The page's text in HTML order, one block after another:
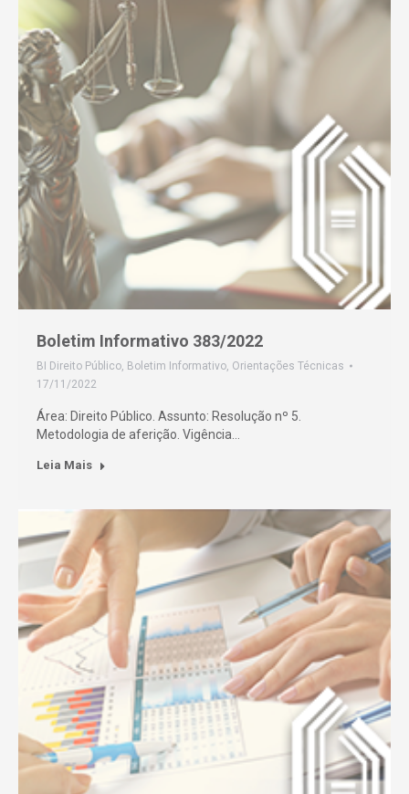
Boletim Informativo 383/2022
BI Direito Público, Boletim Informativo, Orientações Técnicas
17/11/2022
Área: Direito Público. Assunto: Resolução nº 5.
Metodologia de aferição. Vigência…
Leia Mais